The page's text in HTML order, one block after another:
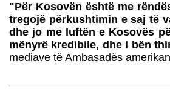
"Për Kosovën është me
tregojë përkushtimin e saj të
dhe jo me luftën e Kosovës
mënyrë kredibile, dhe i bën
mediave të Ambasadës